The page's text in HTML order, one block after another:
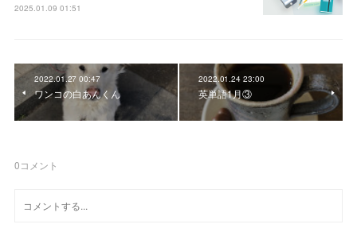
2025.01.09 01:51
2022.01.27 00:47
ワンコの白あんくん
2022.01.24 23:00
英単語1月③
0コメント